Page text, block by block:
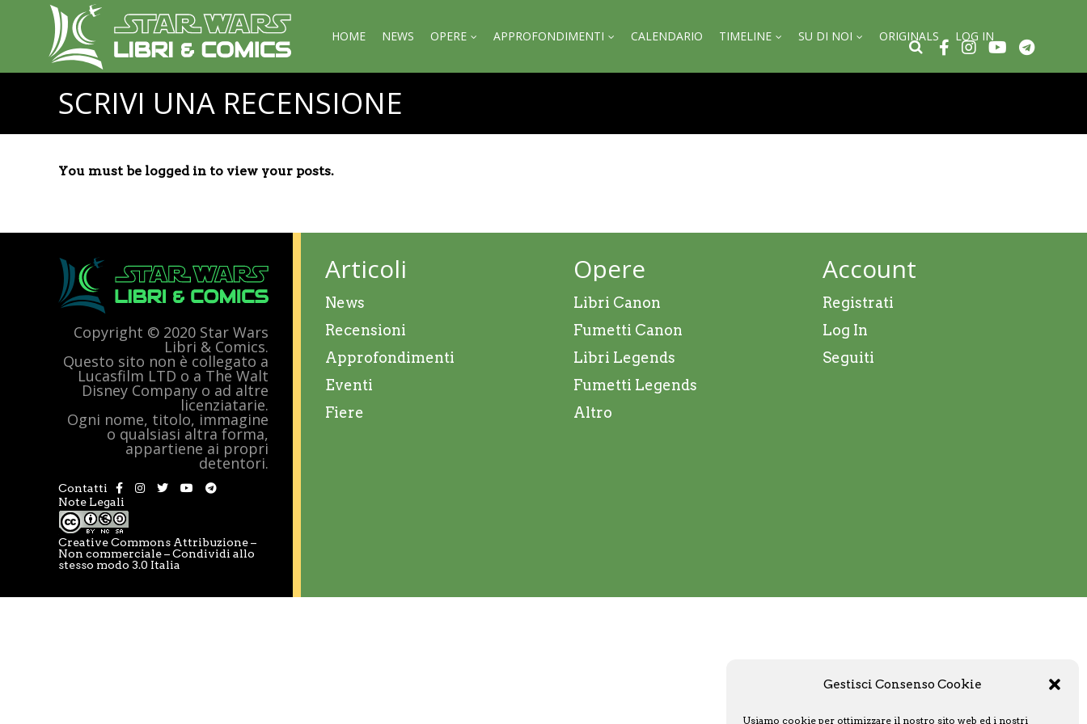
Gestisci Consenso Cookie
Usiamo cookie per ottimizzare il nostro sito web ed i nostri
HOME NEWS OPERE APPROFONDIMENTI CALENDARIO TIMELINE SU DI NOI ORIGINALS LOG IN
SCRIVI UNA RECENSIONE
You must be logged in to view your posts.
Copyright © 2020 Star Wars
Libri & Comics.
Questo sito non è collegato a
Lucasfilm LTD o a The Walt
Disney Company o ad altre
licenziatarie.
Ogni nome, titolo, immagine
o qualsiasi altra forma,
appartiene ai propri
detentori.
Contatti
Note Legali
Creative Commons Attribuzione –
Non commerciale – Condividi allo
stesso modo 3.0 Italia
Articoli
News
Recensioni
Approfondimenti
Eventi
Fiere
Opere
Libri Canon
Fumetti Canon
Libri Legends
Fumetti Legends
Altro
Account
Registrati
Log In
Seguiti